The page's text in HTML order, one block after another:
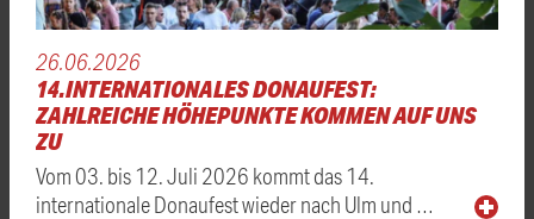
26.06.2026
14.INTERNATIONALES DONAUFEST:
ZAHLREICHE HÖHEPUNKTE KOMMEN AUF UNS
ZU
Vom 03. bis 12. Juli 2026 kommt das 14.
internationale Donaufest wieder nach Ulm und …